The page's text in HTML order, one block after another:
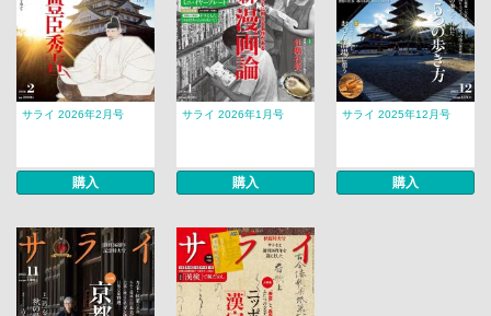
サライ 2026年2月号
購入
サライ 2026年1月号
購入
サライ 2025年12月号
購入